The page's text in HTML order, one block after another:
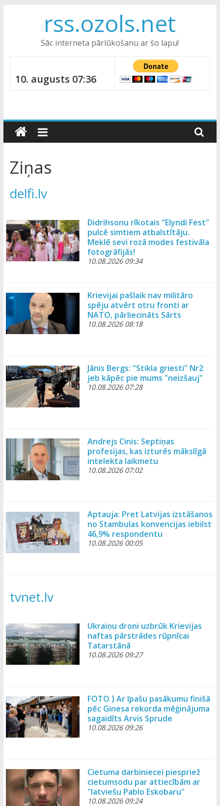
rss.ozols.net
Sāc interneta pārlūkošanu ar šo lapu!
10. augusts 07:36
Ziņas
delfi.lv
Didrihsonu rīkotais "Elyndi Fest"
pulcē simtiem atbalstītāju.
Meklē sevi rozā modes festivāla
fotogrāfijās!
10.08.2026 09:34
Krievijai pašlaik nav militāro
spēju atvērt otru fronti ar
NATO, pārliecināts Sārts
10.08.2026 08:18
Jānis Bergs: "Stikla griesti" Nr2
jeb kāpēc pie mums "neizšauj"
10.08.2026 07:28
Andrejs Cinis: Septiņas
profesijas, kas izturēs mākslīgā
intelekta laikmetu
10.08.2026 07:02
Aptauja: Pret Latvijas izstāšanos
no Stambulas konvencijas iebilst
46,9% respondentu
10.08.2026 00:05
tvnet.lv
Ukraiņu droni uzbrūk Krievijas
naftas pārstrādes rūpnīcai
Tatarstānā
10.08.2026 09:27
FOTO ⟩ Ar īpašu pasākumu finišā
pēc Ginesa rekorda mēģinājuma
sagaidīts Arvis Sprude
10.08.2026 09:26
Cietuma darbiniecei piespriež
cietumsodu par attiecībām ar
"latviešu Pablo Eskobaru"
10.08.2026 09:24